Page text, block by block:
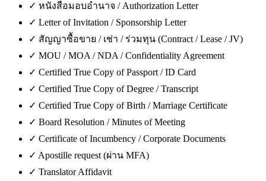
✓ หนังสือมอบอำนาจ / Authorization Letter
✓ Letter of Invitation / Sponsorship Letter
✓ สัญญาซื้อขาย / เช่า / ร่วมทุน (Contract / Lease / JV)
✓ MOU / MOA / NDA / Confidentiality Agreement
✓ Certified True Copy of Passport / ID Card
✓ Certified True Copy of Degree / Transcript
✓ Certified True Copy of Birth / Marriage Certificate
✓ Board Resolution / Minutes of Meeting
✓ Certificate of Incumbency / Corporate Documents
✓ Apostille request (ผ่าน MFA)
✓ Translator Affidavit